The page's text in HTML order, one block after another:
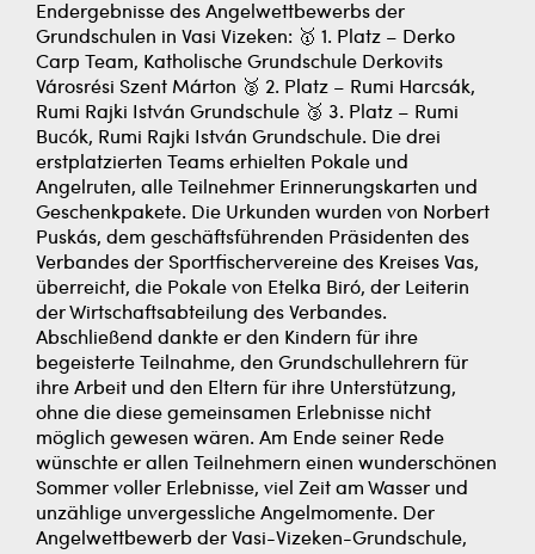
Endergebnisse des Angelwettbewerbs der
Grundschulen in Vasi Vizeken: 🥇 1. Platz – Derko
Carp Team, Katholische Grundschule Derkovits
Városrési Szent Márton 🥈 2. Platz – Rumi Harcsák,
Rumi Rajki István Grundschule 🥉 3. Platz – Rumi
Bucók, Rumi Rajki István Grundschule. Die drei
erstplatzierten Teams erhielten Pokale und
Angelruten, alle Teilnehmer Erinnerungskarten und
Geschenkpakete. Die Urkunden wurden von Norbert
Puskás, dem geschäftsführenden Präsidenten des
Verbandes der Sportfischervereine des Kreises Vas,
überreicht, die Pokale von Etelka Biró, der Leiterin
der Wirtschaftsabteilung des Verbandes.
Abschließend dankte er den Kindern für ihre
begeisterte Teilnahme, den Grundschullehrern für
ihre Arbeit und den Eltern für ihre Unterstützung,
ohne die diese gemeinsamen Erlebnisse nicht
möglich gewesen wären. Am Ende seiner Rede
wünschte er allen Teilnehmern einen wunderschönen
Sommer voller Erlebnisse, viel Zeit am Wasser und
unzählige unvergessliche Angelmomente. Der
Angelwettbewerb der Vasi-Vizeken-Grundschule,